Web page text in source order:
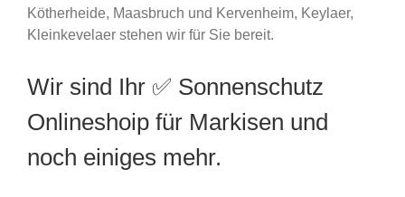
Kötherheide, Maasbruch und Kervenheim, Keylaer,
Kleinkevelaer stehen wir für Sie bereit.
Wir sind Ihr ✅ Sonnenschutz
Onlineshoip für Markisen und
noch einiges mehr.